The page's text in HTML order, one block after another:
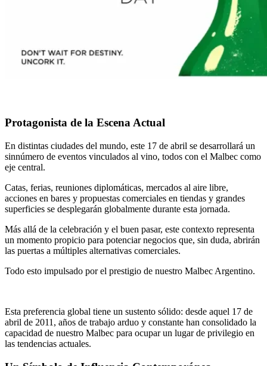
Protagonista de la Escena Actual
En distintas ciudades del mundo, este 17 de abril se desarrollará un
sinnúmero de eventos vinculados al vino, todos con el Malbec como
eje central.
Catas, ferias, reuniones diplomáticas, mercados al aire libre,
acciones en bares y propuestas comerciales en tiendas y grandes
superficies se desplegarán globalmente durante esta jornada.
Más allá de la celebración y el buen pasar, este contexto representa
un momento propicio para potenciar negocios que, sin duda, abrirán
las puertas a múltiples alternativas comerciales.
Todo esto impulsado por el prestigio de nuestro Malbec Argentino.
Esta preferencia global tiene un sustento sólido: desde aquel 17 de
abril de 2011, años de trabajo arduo y constante han consolidado la
capacidad de nuestro Malbec para ocupar un lugar de privilegio en
las tendencias actuales.